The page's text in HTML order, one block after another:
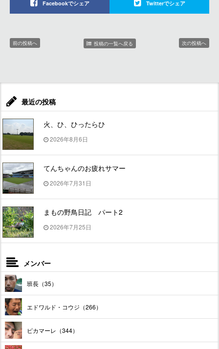
Facebookでシェア Twitterでシェア
前の投稿へ 投稿の一覧へ戻る 次の投稿へ
最近の投稿
火、ひ、ひったらひ
2026年8月6日
てんちゃんのお疲れサマー
2026年7月31日
まもの野鳥日記 パート2
2026年7月25日
メンバー
班長（35）
エドワルド・コウジ（266）
ピカマーレ（344）